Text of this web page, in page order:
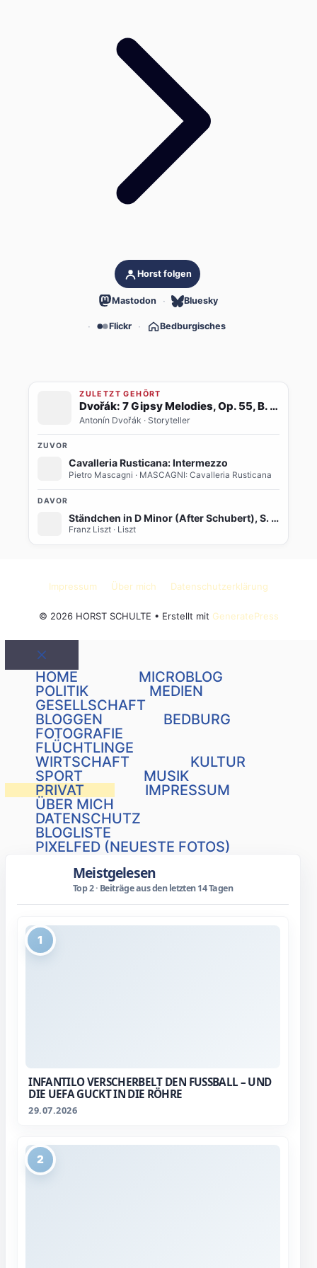
Horst folgen
Mastodon Bluesky
Flickr Bedburgisches
ZULETZT GEHÖRT
Dvořák: 7 Gipsy Melodies, Op. 55, B. 104: No. 4, Als die alte Mutter (Transcr. for Trumpet and Orchestra)
Antonín Dvořák · Storyteller
ZUVOR
Cavalleria Rusticana: Intermezzo
Pietro Mascagni · MASCAGNI: Cavalleria Rusticana
DAVOR
Ständchen in D Minor (After Schubert), S. 560
Franz Liszt · Liszt
Impressum Über mich Datenschutzerklärung
© 2026 HORST SCHULTE • Erstellt mit GeneratePress
Schließen
HOME
MICROBLOG
POLITIK
MEDIEN
GESELLSCHAFT
BLOGGEN
BEDBURG
FOTOGRAFIE
FLÜCHTLINGE
WIRTSCHAFT
KULTUR
SPORT
MUSIK
PRIVAT
IMPRESSUM
ÜBER MICH
DATENSCHUTZ
BLOGLISTE
PIXELFED (NEUESTE FOTOS)
Meistgelesen
Top 2 · Beiträge aus den letzten 14 Tagen
1
INFANTILO VERSCHERBELT DEN FUSSBALL – UND D
IE UEFA GUCKT IN DIE RÖHRE
29.07.2026
2